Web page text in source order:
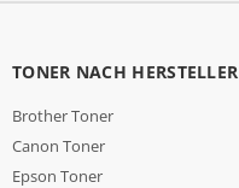
TONER NACH HERSTELLER
Brother Toner
Canon Toner
Epson Toner